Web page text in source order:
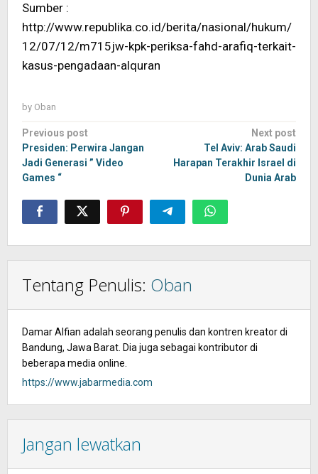
Sumber :
http://www.republika.co.id/berita/nasional/hukum/
12/07/12/m715jw-kpk-periksa-fahd-arafiq-terkait-
kasus-pengadaan-alquran
by Oban
Post
navigation
Previous post
Presiden: Perwira Jangan
Jadi Generasi ” Video
Games “
Next post
Tel Aviv: Arab Saudi
Harapan Terakhir Israel di
Dunia Arab
Tentang Penulis: Oban
Damar Alfian adalah seorang penulis dan kontren kreator di
Bandung, Jawa Barat. Dia juga sebagai kontributor di
beberapa media online.
https://www.jabarmedia.com
Jangan lewatkan